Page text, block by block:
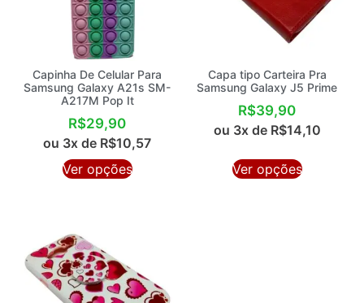
Capinha De Celular Para
Samsung Galaxy A21s SM-
A217M Pop It
R$29,90
ou 3x de R$10,57
Ver opções
Capa tipo Carteira Pra
Samsung Galaxy J5 Prime
R$39,90
ou 3x de R$14,10
Ver opções